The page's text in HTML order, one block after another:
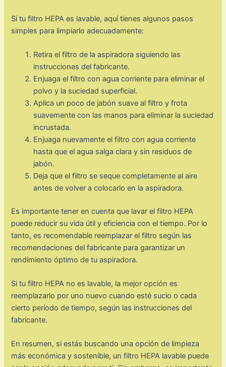
Si tu filtro HEPA es lavable, aquí tienes algunos pasos
simples para limpiarlo adecuadamente:
Retira el filtro de la aspiradora siguiendo las
instrucciones del fabricante.
Enjuaga el filtro con agua corriente para eliminar el
polvo y la suciedad superficial.
Aplica un poco de jabón suave al filtro y frota
suavemente con las manos para eliminar la suciedad
incrustada.
Enjuaga nuevamente el filtro con agua corriente
hasta que el agua salga clara y sin residuos de
jabón.
Deja que el filtro se seque completamente al aire
antes de volver a colocarlo en la aspiradora.
Es importante tener en cuenta que lavar el filtro HEPA
puede reducir su vida útil y eficiencia con el tiempo. Por lo
tanto, es recomendable reemplazar el filtro según las
recomendaciones del fabricante para garantizar un
rendimiento óptimo de tu aspiradora.
Si tu filtro HEPA no es lavable, la mejor opción es
reemplazarlo por uno nuevo cuando esté sucio o cada
cierto período de tiempo, según las instrucciones del
fabricante.
En resumen, si estás buscando una opción de limpieza
más económica y sostenible, un filtro HEPA lavable puede